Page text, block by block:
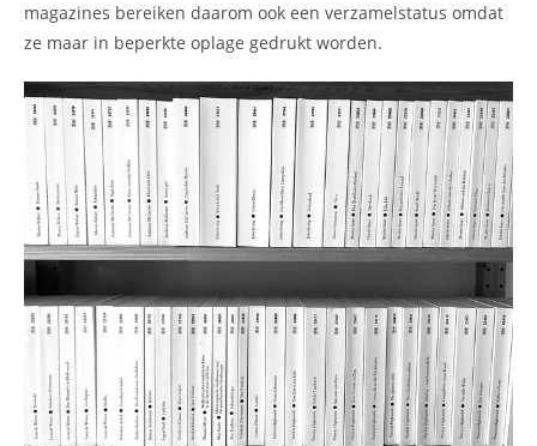
magazines bereiken daarom ook een verzamelstatus omdat
ze maar in beperkte oplage gedrukt worden.